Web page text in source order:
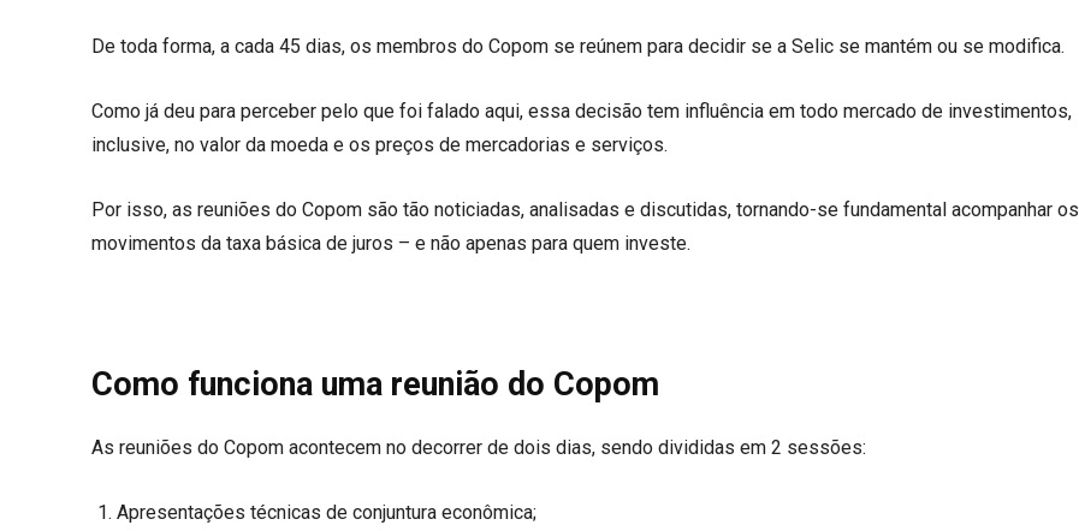
De toda forma, a cada 45 dias, os membros do Copom se reúnem para decidir se a Selic se mantém ou se modifica.
Como já deu para perceber pelo que foi falado aqui, essa decisão tem influência em todo mercado de investimentos,
inclusive, no valor da moeda e os preços de mercadorias e serviços.
Por isso, as reuniões do Copom são tão noticiadas, analisadas e discutidas, tornando-se fundamental acompanhar os
movimentos da taxa básica de juros – e não apenas para quem investe.
Como funciona uma reunião do Copom
As reuniões do Copom acontecem no decorrer de dois dias, sendo divididas em 2 sessões:
Apresentações técnicas de conjuntura econômica;